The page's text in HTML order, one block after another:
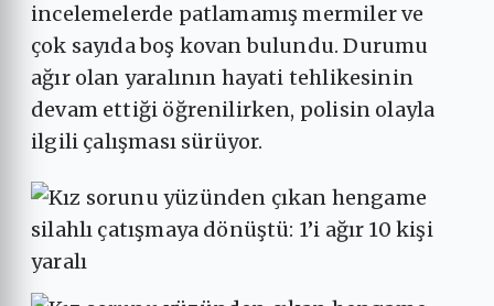
incelemelerde patlamamış mermiler ve
çok sayıda boş kovan bulundu. Durumu
ağır olan yaralının hayati tehlikesinin
devam ettiği öğrenilirken, polisin olayla
ilgili çalışması sürüyor.